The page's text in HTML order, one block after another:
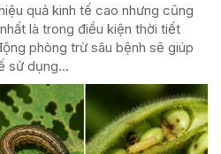
quả kinh tế cao nhưng cũng
là trong điều kiện thời tiết
phòng trừ sâu bệnh sẽ giúp
sử dụng...